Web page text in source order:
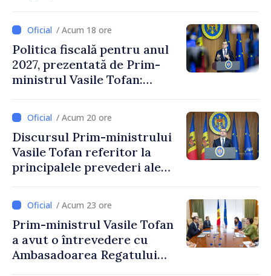
/ Acum 18 ore
Politica fiscală pentru anul
2027, prezentată de Prim-
ministrul Vasile Tofan:
stimularea investițiilor și o
taxare mai echitabilă
/ Acum 20 ore
Discursul Prim-ministrului
Vasile Tofan referitor la
principalele prevederi ale
2027
/ Acum 23 ore
Prim-ministrul Vasile Tofan
a avut o întrevedere cu
Ambasadoarea Regatului